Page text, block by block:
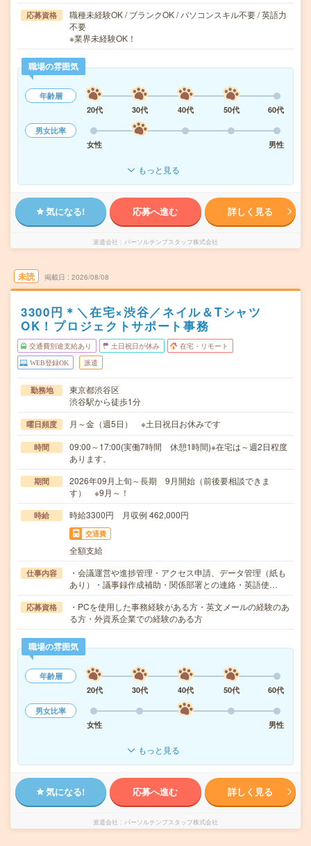
応募資格
職種未経験OK / ブランクOK / パソコンスキル不要 / 英語力
不要
※業界未経験OK！
職場の雰囲気
年齢層
20代
30代 40代 50代
60代
男女比率
女性
男性
もっと見る
気になる! 応募へ進む 詳しく見る
派遣会社 パーソルテンプスタッフ株式会社
未読 掲載日 2026/08/08
3300円＊＼在宅×渋谷／ネイル＆Tシャツ
OK！プロジェクトサポート事務
交通費別途支給あり 土日祝日が休み 在宅・リモート
WEB登録OK 派遣
勤務地
東京都渋谷区
渋谷駅から徒歩1分
曜日頻度 月～金（週5日） ※土日祝日お休みです
時間
09:00～17:00(実働7時間 休憩1時間)※在宅は～週2日程度
あります。
期間
2026年09月上旬～長期 9月開始（前後要相談できま
す） ※9月～！
時給 時給3300円 月収例 462,000円
交通費
全額支給
仕事内容
・会議運営や進捗管理・アクセス申請、データ管理（紙も
あり）・議事録作成補助・関係部署との連絡・英語使…
応募資格
・PCを使用した事務経験がある方・英文メールの経験のあ
る方・外資系企業での経験のある方
職場の雰囲気
年齢層
20代
30代 40代 50代
60代
男女比率
女性
男性
もっと見る
気になる! 応募へ進む 詳しく見る
派遣会社 パーソルテンプスタッフ株式会社